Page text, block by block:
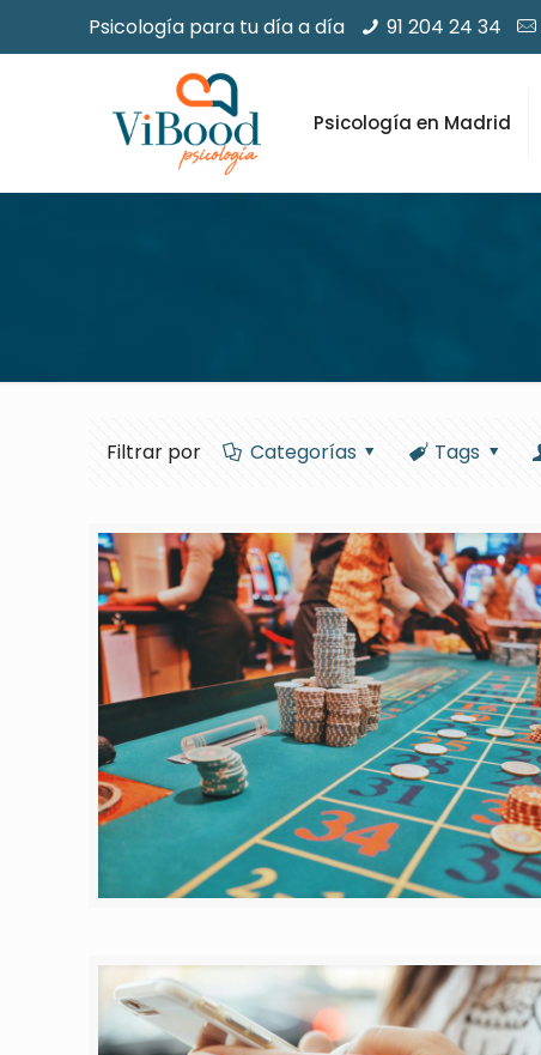
Psicología para tu día a día 91 204 24 34
Psicología en Madrid
Filtrar por Categorías Tags